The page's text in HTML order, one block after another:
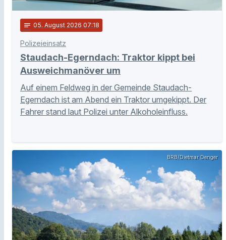
notes 05. August 2026 07:18
Polizeieinsatz
Staudach-Egerndach: Traktor kippt bei
Ausweichmanöver um
Auf einem Feldweg in der Gemeinde Staudach-
Egerndach ist am Abend ein Traktor umgekippt. Der
Fahrer stand laut Polizei unter Alkoholeinfluss.
BRB/Dietmar Denger